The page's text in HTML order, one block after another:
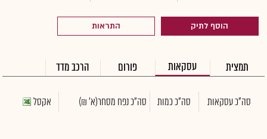
הוסף לתיק התראות
תמצית עסקאות פורום הרכב מדד
סה"כ עסקאות סה"כ כמות סה"כ נפח מסחר(א' ₪) אקסל